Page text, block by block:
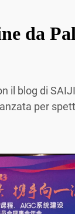
da
il blog di
per